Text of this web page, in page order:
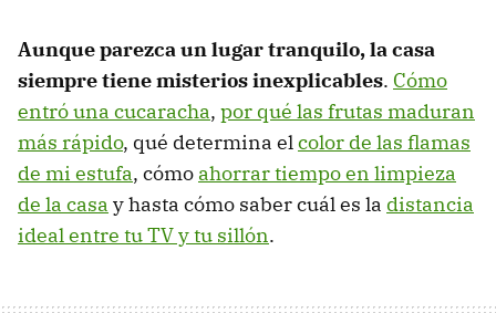
Aunque parezca un lugar tranquilo, la casa
siempre tiene misterios inexplicables. Cómo
entró una cucaracha, por qué las frutas maduran
más rápido, qué determina elcolor de las flamas
de mi estufa, cómo ahorrar tiempo en limpieza
de la casa y hasta cómo saber cuál es la distancia
ideal entre tu TV y tu sillón.